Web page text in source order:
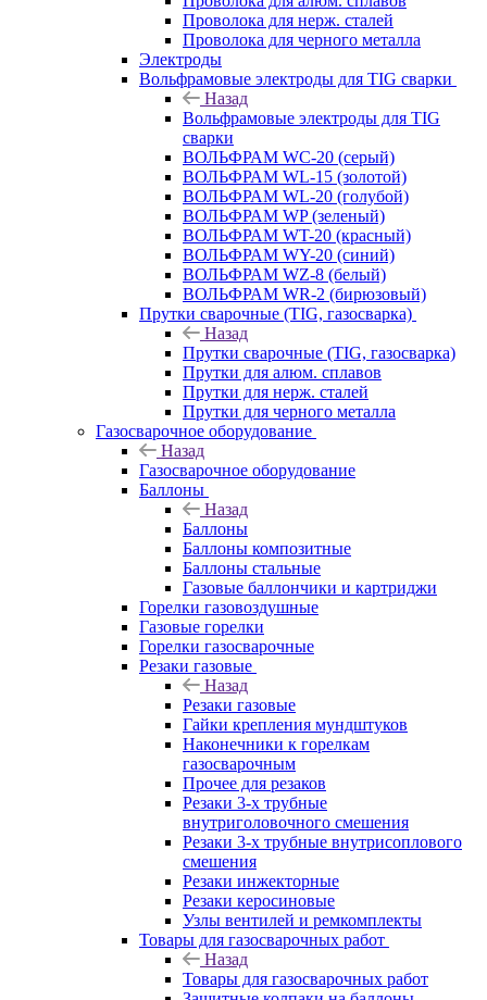
Проволока для нерж. сталей
Проволока для черного металла
Электроды
Вольфрамовые электроды для TIG сварки
Назад
Вольфрамовые электроды для TIG
сварки
ВОЛЬФРАМ WC-20 (серый)
ВОЛЬФРАМ WL-15 (золотой)
ВОЛЬФРАМ WL-20 (голубой)
ВОЛЬФРАМ WP (зеленый)
ВОЛЬФРАМ WT-20 (красный)
ВОЛЬФРАМ WY-20 (синий)
ВОЛЬФРАМ WZ-8 (белый)
ВОЛЬФРАМ WR-2 (бирюзовый)
Прутки сварочные (TIG, газосварка)
Назад
Прутки сварочные (TIG, газосварка)
Прутки для алюм. сплавов
Прутки для нерж. сталей
Прутки для черного металла
Газосварочное оборудование
Назад
Газосварочное оборудование
Баллоны
Назад
Баллоны
Баллоны композитные
Баллоны стальные
Газовые баллончики и картриджи
Горелки газовоздушные
Газовые горелки
Горелки газосварочные
Резаки газовые
Назад
Резаки газовые
Гайки крепления мундштуков
Наконечники к горелкам
газосварочным
Прочее для резаков
Резаки 3-х трубные
внутриголовочного смешения
Резаки 3-х трубные внутрисоплового
смешения
Резаки инжекторные
Резаки керосиновые
Узлы вентилей и ремкомплекты
Товары для газосварочных работ
Назад
Товары для газосварочных работ